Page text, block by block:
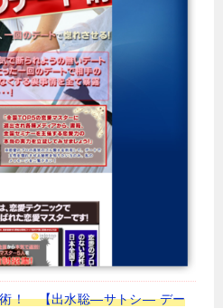
術！ 【出水聡―サトシ― デー